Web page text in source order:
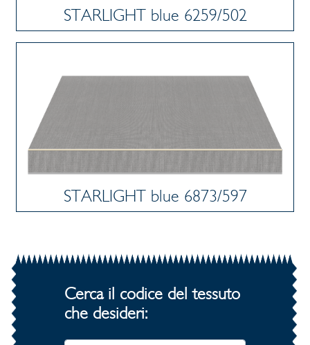
STARLIGHT blue 6259/502
STARLIGHT blue 6873/597
Cerca il codice del tessuto
che desideri: